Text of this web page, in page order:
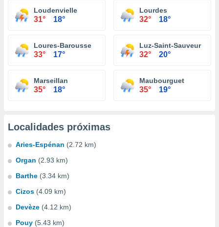
Loudenvielle
31° 18°
Lourdes
32° 18°
Loures-Barousse
33° 17°
Luz-Saint-Sauveur
32° 20°
Marseillan
35° 18°
Maubourguet
35° 19°
Localidades próximas
Aries-Espénan (2.72 km)
Organ (2.93 km)
Barthe (3.34 km)
Cizos (4.09 km)
Devèze (4.12 km)
Pouy (5.43 km)